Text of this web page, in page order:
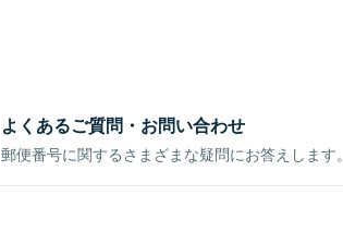
よくあるご質問・お問い合わせ
郵便番号に関するさまざまな疑問にお答えします。